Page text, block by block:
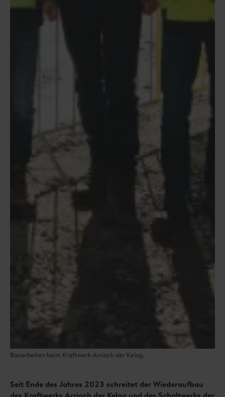
Bauarbeiten beim Kraftwerk Arriach der Kelag.
Seit Ende des Jahres 2023 schreitet der Wiederaufbau